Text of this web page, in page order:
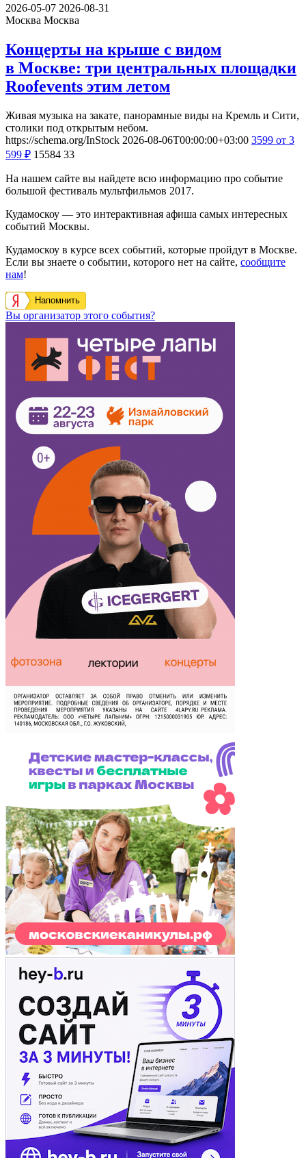
2026-05-07 2026-08-31
Москва Москва
Концерты на крыше с видом
в Москве: три центральных площадки
Roofevents этим летом
Живая музыка на закате, панорамные виды на Кремль и Сити,
столики под открытым небом.
https://schema.org/InStock 2026-08-06T00:00:00+03:00 3599 от 3
599 ₽ 15584 33
На нашем сайте вы найдете всю информацию про событие
большой фестиваль мультфильмов 2017.
Кудамоскоу — это интерактивная афиша самых интересных
событий Москвы.
Кудамоскоу в курсе всех событий, которые пройдут в Москве.
Если вы знаете о событии, которого нет на сайте, сообщите
нам!
Напомнить
Вы организатор этого события?